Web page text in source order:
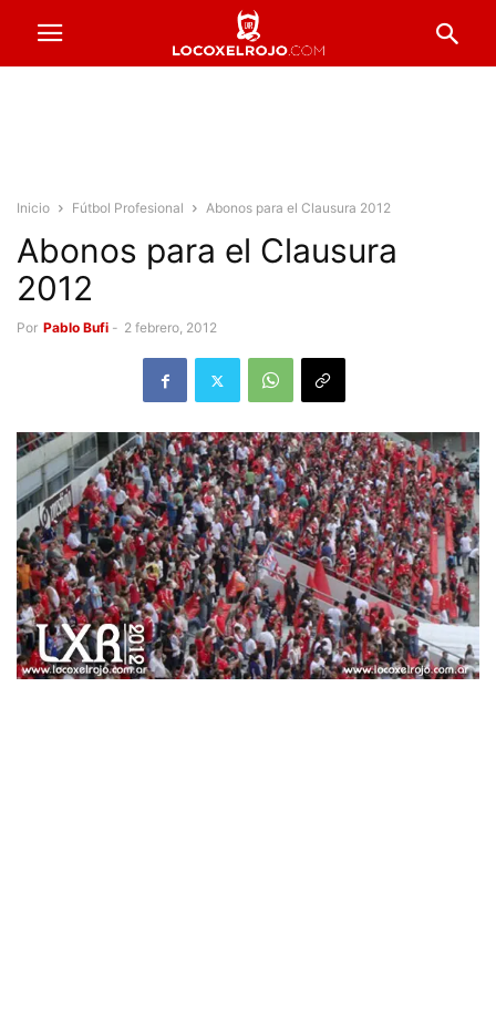
Inicio Fútbol Profesional Abonos para el Clausura 2012
Abonos para el Clausura
2012
Por Pablo Bufi - 2 febrero, 2012